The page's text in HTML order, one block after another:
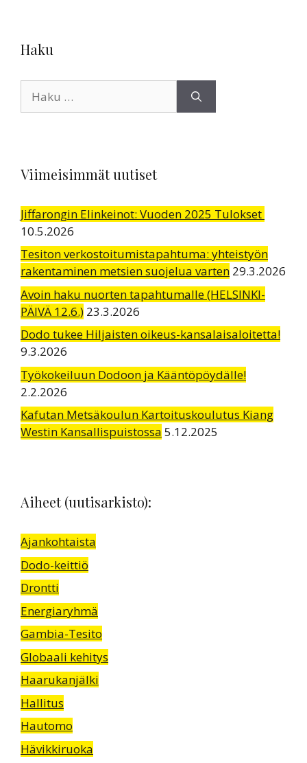
Haku
Viimeisimmät uutiset
Jiffarongin Elinkeinot: Vuoden 2025 Tulokset
10.5.2026
Tesiton verkostoitumistapahtuma: yhteistyön
rakentaminen metsien suojelua varten 29.3.2026
Avoin haku nuorten tapahtumalle (HELSINKI-
PÄIVÄ 12.6.) 23.3.2026
Dodo tukee Hiljaisten oikeus-kansalaisaloitetta!
9.3.2026
Työkokeiluun Dodoon ja Kääntöpöydälle!
2.2.2026
Kafutan Metsäkoulun Kartoituskoulutus Kiang
Westin Kansallispuistossa 5.12.2025
Aiheet (uutisarkisto):
Ajankohtaista
Dodo-keittiö
Drontti
Energiaryhmä
Gambia-Tesito
Globaali kehitys
Haarukanjälki
Hallitus
Hautomo
Hävikkiruoka